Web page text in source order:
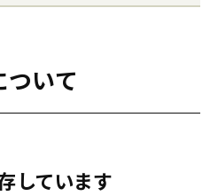
いて
しています